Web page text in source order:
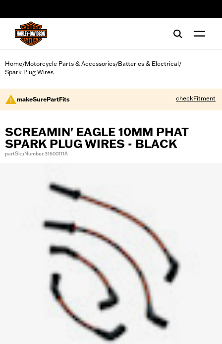
Home/Motorcycle Parts & Accessories/Batteries & Electrical/
Spark Plug Wires
makeSurePartFits checkFitment
SCREAMIN' EAGLE 10MM PHAT
SPARK PLUG WIRES - BLACK
partSkuNumber 31600111A